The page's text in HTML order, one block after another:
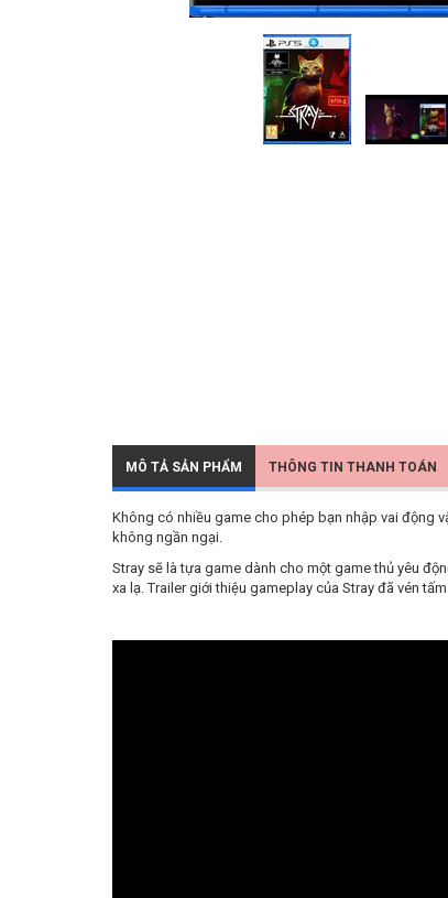
MÔ TẢ SẢN PHẨM THÔNG TIN THANH TOÁN
Không có nhiều game cho phép bạn nhập vai động
không ngần ngại.
Stray sẽ là tựa game dành cho một game thủ yêu
xa lạ. Trailer giới thiệu gameplay của Stray đã vén